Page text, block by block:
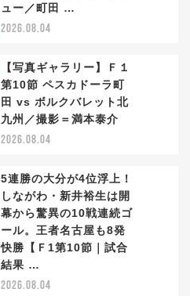
ュー／町田 …
2026.08.04
【写真ギャラリー】Ｆ１
第10節 ペスカドーラ町
田 vs ボルクバレット北
九州／撮影＝満本泰介
2026.08.04
5連勝の大分が4位浮上！
しながわ・新井裕生は開
幕から驚異の10戦連続ゴ
ール。王者名古屋も8発
快勝【Ｆ1第10節｜試合
結果 …
2026.08.04